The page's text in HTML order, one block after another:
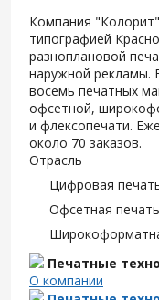
Компания
типографией
разноплановой
наружной рекламы.
восемь печатных
офсетной,
и флексопечати.
около 70 заказов.
Отрасль
Цифровая
Офсетная печать
Печатные
О компании